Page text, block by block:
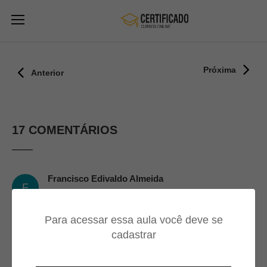
Para acessar essa aula você deve se
cadastrar
Anterior Próxima
17 COMENTÁRIOS
F
Francisco Edivaldo Almeida
Muito boa a aula